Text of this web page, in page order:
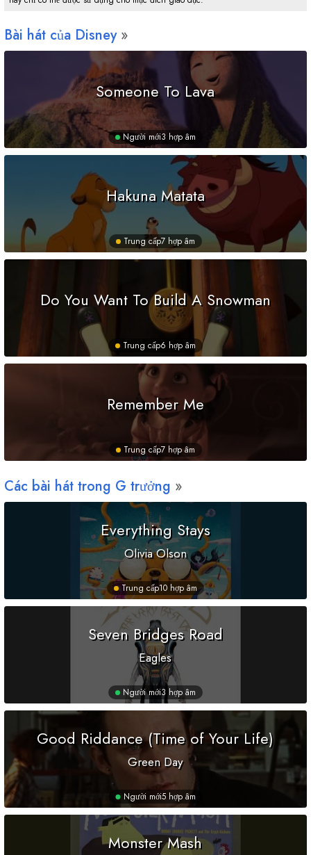
Bài hát của Disney
Someone To Lava
Người mới3 hợp âm
Hakuna Matata
Trung cấp7 hợp âm
Do You Want To Build A Snowman
Trung cấp6 hợp âm
Remember Me
Trung cấp7 hợp âm
Các bài hát trong G trưởng
Everything Stays
Olivia Olson
Trung cấp10 hợp âm
Seven Bridges Road
Eagles
Người mới3 hợp âm
Good Riddance (Time of Your Life)
Green Day
Người mới5 hợp âm
Monster Mash